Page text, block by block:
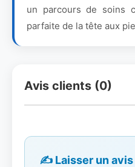
un parcours de soins
parfaite de la tête aux
Avis clients (0)
✍️ Laisser un avis